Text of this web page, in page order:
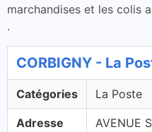
marchandises et les colis
.
CORBIGNY - La
Catégories La Poste
Adresse
AVENUE